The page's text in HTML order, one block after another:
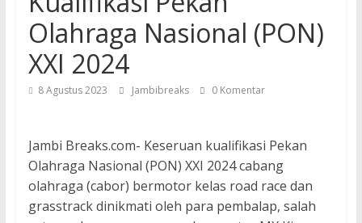
Olahraga Nasional (PON)
XXI 2024
8 Agustus 2023 Jambibreaks 0 Komentar
Jambi Breaks.com- Keseruan kualifikasi Pekan
Olahraga Nasional (PON) XXI 2024 cabang
olahraga (cabor) bermotor kelas road race dan
grasstrack dinikmati oleh para pembalap, salah